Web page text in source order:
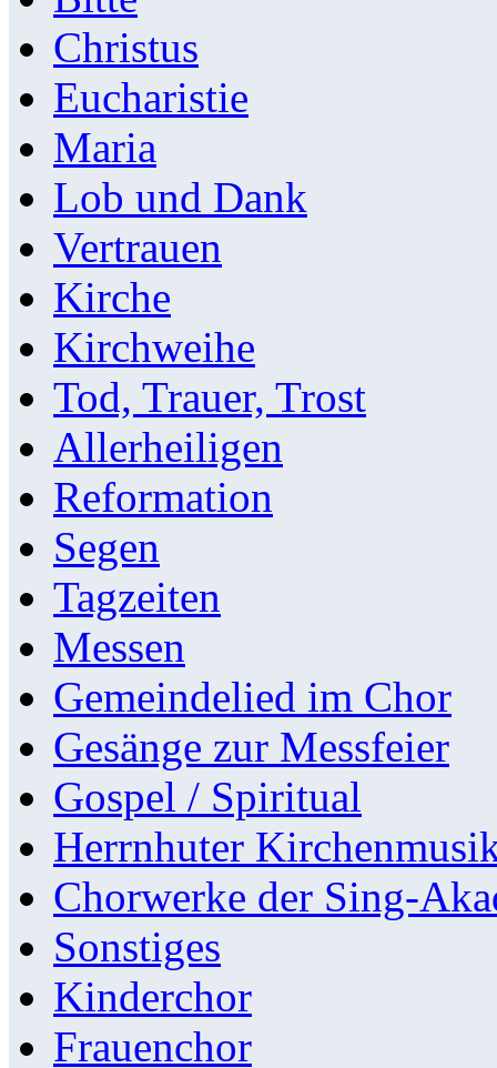
Christus
Eucharistie
Maria
Lob und Dank
Vertrauen
Kirche
Kirchweihe
Tod, Trauer, Trost
Allerheiligen
Reformation
Segen
Tagzeiten
Messen
Gemeindelied im Chor
Gesänge zur Messfeier
Gospel / Spiritual
Herrnhuter
Chorwerke der Sing-
Sonstiges
Kinderchor
Frauenchor